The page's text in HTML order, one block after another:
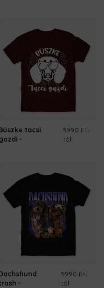
tacsi
5990 Ft-
tól
5990 Ft-
tól